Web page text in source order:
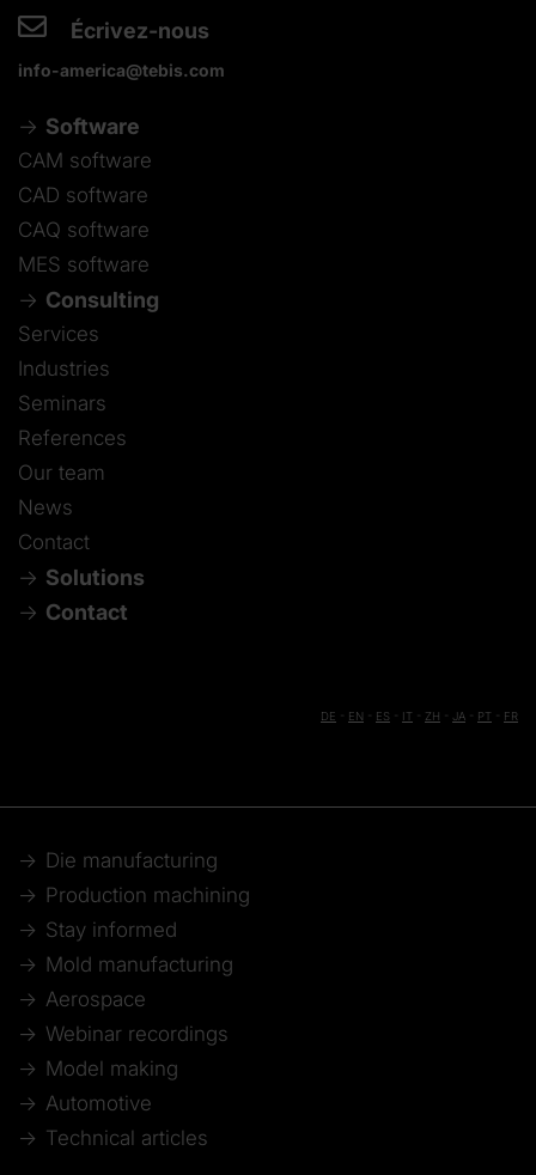
Écrivez-nous
info-america@tebis.com
Software
CAM software
CAD software
CAQ software
MES software
Consulting
Services
Industries
Seminars
References
Our team
News
Contact
Solutions
Contact
DE EN ES IT ZH JA PT FR
Die manufacturing
Production machining
Stay informed
Mold manufacturing
Aerospace
Webinar recordings
Model making
Automotive
Technical articles